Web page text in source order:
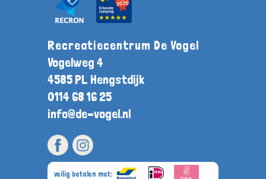
Recreatiecentrum De Vogel
Vogelweg 4
4585 PL Hengstdijk
0114 68 16 25
info@de-vogel.nl
veilig betalen met: